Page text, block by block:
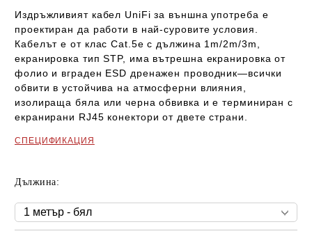
Издръжливият кабел UniFi за външна употреба е
проектиран да работи в най-суровите условия.
Кабелът е от клас Cat.5e с дължина 1m/2m/3m,
екранировка тип STP, има вътрешна екранировка от
фолио и вграден ESD дренажен проводник—всички
обвити в устойчива на атмосферни влияния,
изолираща бяла или черна обвивка и е терминиран с
екранирани RJ45 конектори от двете страни.
СПЕЦИФИКАЦИЯ
Дължина: